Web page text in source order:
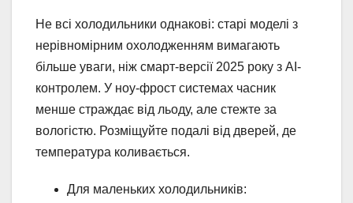
Не всі холодильники однакові: старі моделі з
нерівномірним охолодженням вимагають
більше уваги, ніж смарт-версії 2025 року з AI-
контролем. У ноу-фрост системах часник
менше страждає від льоду, але стежте за
вологістю. Розміщуйте подалі від дверей, де
температура коливається.
Для маленьких холодильників: